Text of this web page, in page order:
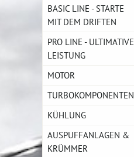
BASIC LINE - STARTE
MIT DEM DRIFTEN
PRO LINE - ULTIMATIVE
LEISTUNG
MOTOR
TURBOKOMPONENTEN
KÜHLUNG
AUSPUFFANLAGEN &
KRÜMMER